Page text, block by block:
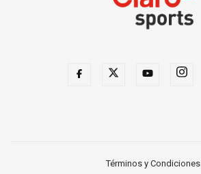
Términos y Condiciones